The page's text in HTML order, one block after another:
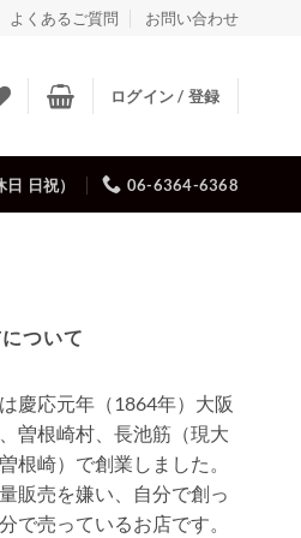
よくあるご質問 お問い合わせ
ログイン / 登録
日祝） 06-6364-6368
ついて
慶応元年（1864年）大阪
曽根崎村、長池筋（現大
根崎）で創業しました。
販売を嫌い、自分で創っ
で売っているお店です。